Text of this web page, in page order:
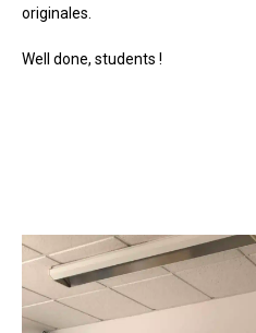
originales.
Well done, students !